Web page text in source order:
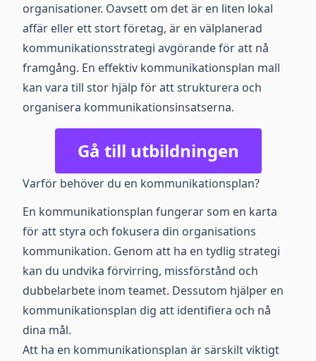
organisationer. Oavsett om det är en liten lokal
affär eller ett stort företag, är en välplanerad
kommunikationsstrategi avgörande för att nå
framgång. En effektiv kommunikationsplan mall
kan vara till stor hjälp för att strukturera och
organisera kommunikationsinsatserna.
Gå till utbildningen
Varför behöver du en kommunikationsplan?
En kommunikationsplan fungerar som en karta
för att styra och fokusera din organisations
kommunikation. Genom att ha en tydlig strategi
kan du undvika förvirring, missförstånd och
dubbelarbete inom teamet. Dessutom hjälper en
kommunikationsplan dig att identifiera och nå
dina mål.
Att ha en kommunikationsplan är särskilt viktigt